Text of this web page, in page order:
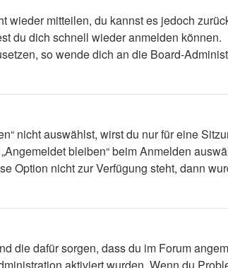
mitteilen, du kannst es jedoch
du dich schnell wieder anmelden können.
so wende dich an die Board-
nicht auswählst, wirst du nur für eine
bleiben“ beim Anmelden
Option nicht zur Verfügung steht, dann
die dafür sorgen, dass du im Forum